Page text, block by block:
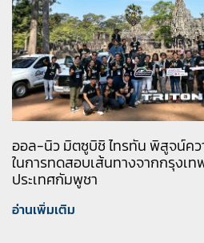
ออล-นิว มิตซูบิชิ ไทรทัน พิสูจน์ค
ในการทดสอบเส้นทางจากกรุงเท
ประเทศกัมพูชา
อ่านเพิ่มเติม